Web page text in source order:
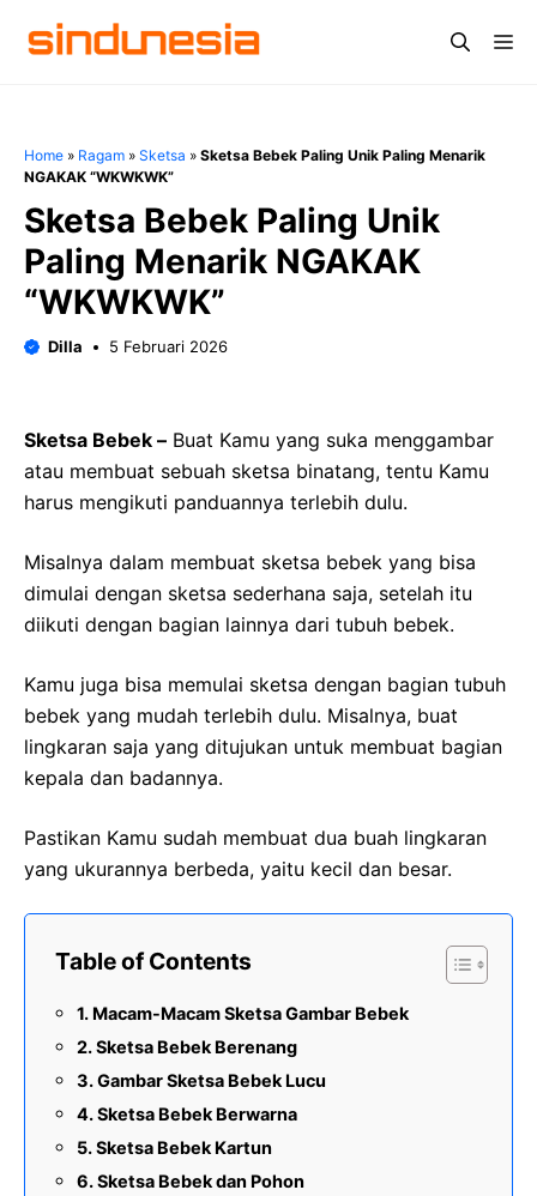
Home » Ragam » Sketsa » Sketsa Bebek Paling Unik Paling Menarik
NGAKAK “WKWKWK”
Sketsa Bebek Paling Unik
Paling Menarik NGAKAK
“WKWKWK”
Dilla 5 Februari 2026
Sketsa Bebek – Buat Kamu yang suka menggambar
atau membuat sebuah sketsa binatang, tentu Kamu
harus mengikuti panduannya terlebih dulu.
Misalnya dalam membuat sketsa bebek yang bisa
dimulai dengan sketsa sederhana saja, setelah itu
diikuti dengan bagian lainnya dari tubuh bebek.
Kamu juga bisa memulai sketsa dengan bagian tubuh
bebek yang mudah terlebih dulu. Misalnya, buat
lingkaran saja yang ditujukan untuk membuat bagian
kepala dan badannya.
Pastikan Kamu sudah membuat dua buah lingkaran
yang ukurannya berbeda, yaitu kecil dan besar.
Table of Contents
Macam-Macam Sketsa Gambar Bebek
Sketsa Bebek Berenang
Gambar Sketsa Bebek Lucu
Sketsa Bebek Berwarna
Sketsa Bebek Kartun
Sketsa Bebek dan Pohon